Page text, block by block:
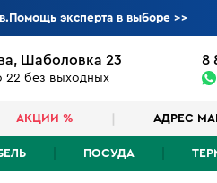
эксперта в выборе>>
Шаболовка 23
22 без выходных
8
АКЦИИ % АДРЕС
ПОСУДА